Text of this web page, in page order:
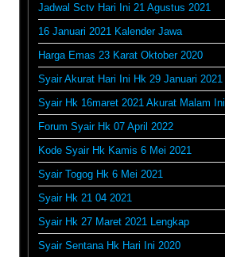
Jadwal Sctv Hari Ini 21 Agustus 2021
16 Januari 2021 Kalender Jawa
Harga Emas 23 Karat Oktober 2020
Syair Akurat Hari Ini Hk 29 Januari 2021
Syair Hk 16maret 2021 Akurat Malam Ini
Forum Syair Hk 07 April 2022
Kode Syair Hk Kamis 6 Mei 2021
Syair Togog Hk 6 Mei 2021
Syair Hk 21 04 2021
Syair Hk 27 Maret 2021 Lengkap
Syair Sentana Hk Hari Ini 2020